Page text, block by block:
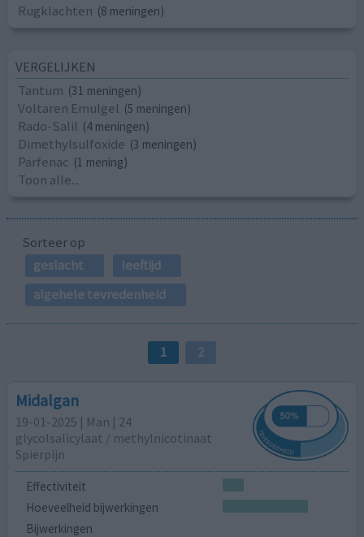
Rugklachten (8 meningen)
VERGELIJKEN
Tantum (31 meningen)
Voltaren Emulgel (5 meningen)
Rado-Salil (4 meningen)
Dimethylsulfoxide (3 meningen)
Parfenac (1 mening)
Toon alle...
Sorteer op
geslacht
leeftijd
algehele tevredenheid
1 2
Midalgan
19-01-2025 | Man | 24
glycolsalicylaat / methylnicotinaat
Spierpijn
Effectiviteit
Hoeveelheid bijwerkingen
Bijwerkingen